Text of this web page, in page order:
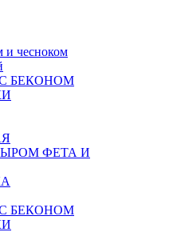
и чесноком
БЕКОНОМ
ФЕТА И
БЕКОНОМ